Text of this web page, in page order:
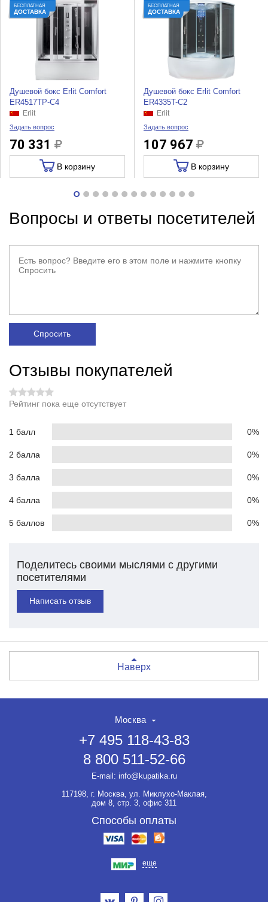
БЕСПЛАТНАЯ
ДОСТАВКА
Душевой бокс Erlit Comfort
ER4517TP-C4
Erlit
Задать вопрос
70 331
В корзину
БЕСПЛАТНАЯ
ДОСТАВКА
Душевой бокс Erlit Comfort
ER4335T-C2
Erlit
Задать вопрос
107 967
В корзину
Вопросы и ответы посетителей
Спросить
Отзывы покупателей
Рейтинг пока еще отсутствует
1 балл 0%
2 балла 0%
3 балла 0%
4 балла 0%
5 баллов 0%
Поделитесь своими мыслями с другими
посетителями
Написать отзыв
Наверх
Москва
+7 495 118-43-83
8 800 511-52-66
E-mail: info@kupatika.ru
117198, г. Москва, ул. Миклухо-Маклая,
дом 8, стр. 3, офис 311
Способы оплаты
еще